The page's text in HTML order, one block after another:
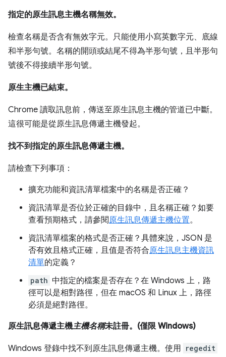
指定的原生訊息主機名稱無效。
檢查名稱是否含有無效字元。只能使用小寫英數字元、底線
和半形句號。名稱的開頭或結尾不得為半形句號，且半形句
號後不得接續半形句號。
原生主機已結束。
Chrome 讀取訊息前，傳送至原生訊息主機的管道已中斷。
這很可能是從原生訊息傳遞主機發起。
找不到指定的原生訊息傳遞主機。
請檢查下列事項：
擴充功能和資訊清單檔案中的名稱是否正確？
資訊清單是否位於正確的目錄中，且名稱正確？如要
查看預期格式，請參閱原生訊息傳遞主機位置。
資訊清單檔案的格式是否正確？具體來說，JSON 是
否有效且格式正確，且值是否符合原生訊息主機資訊
清單的定義？
path 中指定的檔案是否存在？在 Windows 上，路
徑可以是相對路徑，但在 macOS 和 Linux 上，路徑
必須是絕對路徑。
原生訊息傳遞主機主機名稱未註冊。(僅限 Windows)
Windows 登錄中找不到原生訊息傳遞主機。使用 regedit